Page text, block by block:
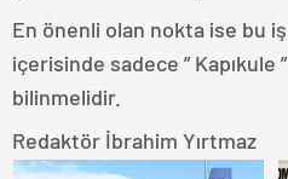
En önenli olan nokta ise bu
içerisinde sadece ” Kapıkule ”
bilinmelidir.
Redaktör İbrahim Yırtmaz